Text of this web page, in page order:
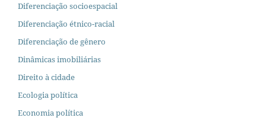
Diferenciação socioespacial
Diferenciação étnico-racial
Diferenciação de gênero
Dinâmicas imobiliárias
Direito à cidade
Ecologia política
Economia política